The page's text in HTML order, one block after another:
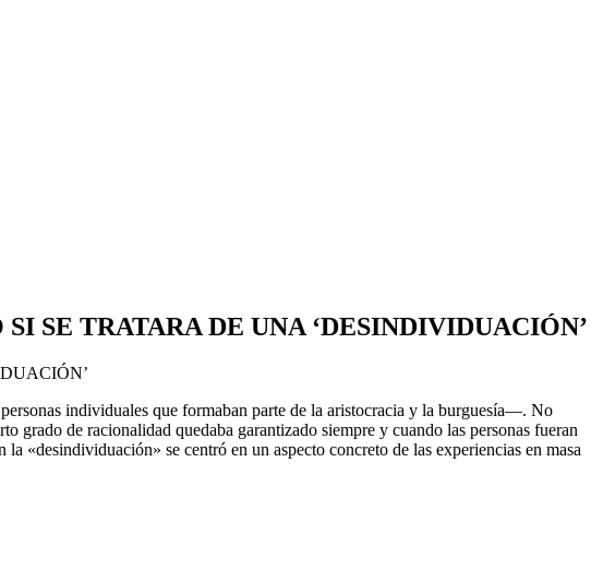
SE TRATARA DE UNA ‘DESINDIVIDUACIÓN’
individuales que formaban parte de la aristocracia y la burguesía—. No
grado de racionalidad quedaba garantizado siempre y cuando las personas fueran
«desindividuación» se centró en un as­pecto concreto de las experiencias en masa